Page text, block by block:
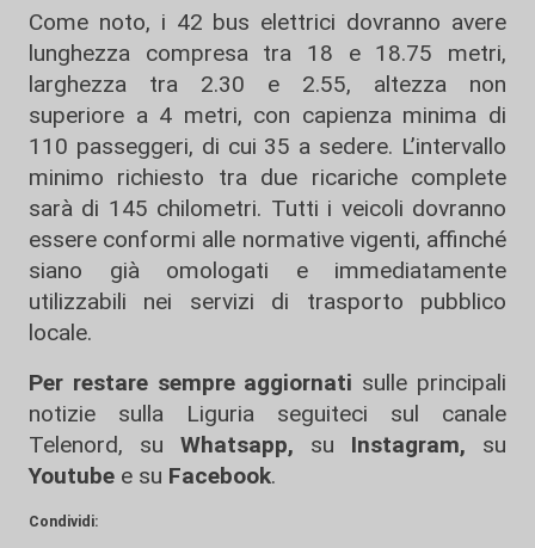
Come noto, i 42 bus elettrici dovranno avere
lunghezza compresa tra 18 e 18.75 metri,
larghezza tra 2.30 e 2.55, altezza non
superiore a 4 metri, con capienza minima di
110 passeggeri, di cui 35 a sedere. L’intervallo
minimo richiesto tra due ricariche complete
sarà di 145 chilometri. Tutti i veicoli dovranno
essere conformi alle normative vigenti, affinché
siano già omologati e immediatamente
utilizzabili nei servizi di trasporto pubblico
locale.
Per restare sempre aggiornati sulle principali
notizie sulla Liguria seguiteci sul canale
Telenord, su
Whatsapp, su Instagram, su
Youtube e su Facebook.
Condividi: